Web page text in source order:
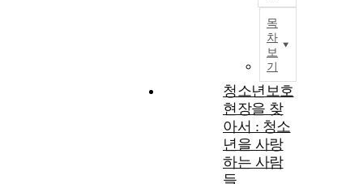
목
차
보
기
청소년보호
현장을 찾
아서 : 청소
년을 사랑
하는 사람
들